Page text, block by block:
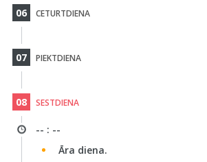
06 CETURTDIENA
07 PIEKTDIENA
08 SESTDIENA
-- : --
Āra diena.